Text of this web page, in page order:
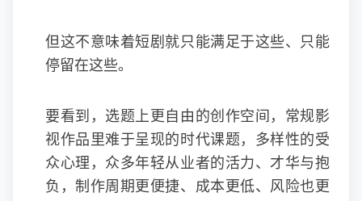
但这不意味着短剧就只能满足于这些、只能
停留在这些。
要看到，选题上更自由的创作空间，常规影
视作品里难于呈现的时代课题，多样性的受
众心理，众多年轻从业者的活力、才华与抱
负，制作周期更便捷、成本更低、风险也更